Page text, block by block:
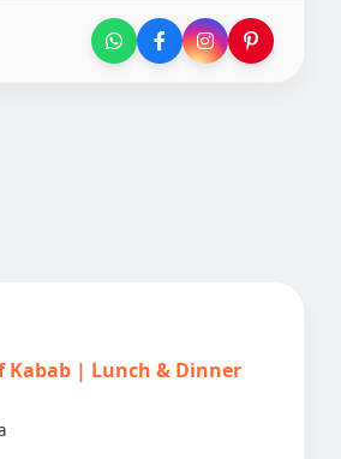
Kabab | Lunch & Dinner